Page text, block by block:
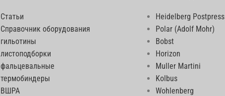
Статьи
Справочник оборудования
гильотины
листоподборки
фальцевальные
термобиндеры
ВШРА
Heidelberg Postpress
Polar (Adolf Mohr)
Bobst
Horizon
Muller Martini
Kolbus
Wohlenberg